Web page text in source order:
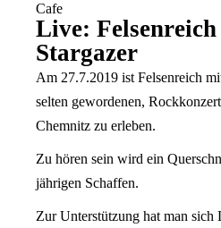
Cafe
Live:
Stargazer
Am 27.7.2019 ist Felsenreich
selten gewordenen,
Chemnitz zu erleben.
Zu hören sein wird ein
jährigen Schaffen.
Zur Unterstützung hat man sich